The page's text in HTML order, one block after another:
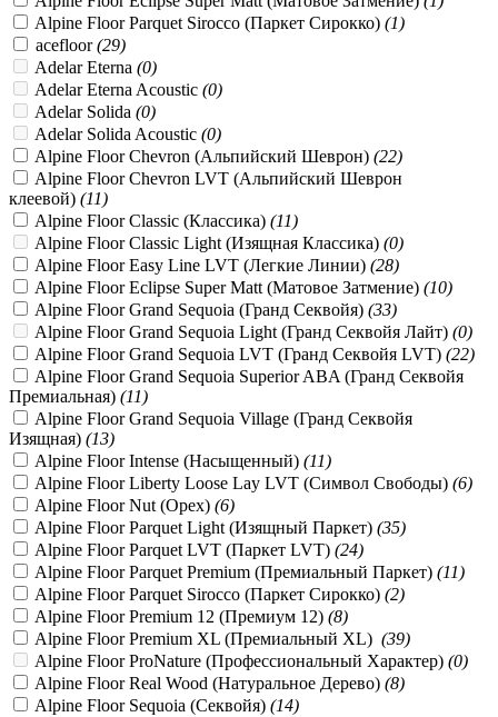
Alpine Floor Parquet Sirocco (Паркет Сирокко) (1)
acefloor(29)
Adelar Eterna (0)
Adelar Eterna Acoustic (0)
Adelar Solida (0)
Adelar Solida Acoustic (0)
Alpine Floor Chevron (Альпийский Шеврон) (22)
Alpine Floor Chevron LVT (Альпийский Шеврон
клеевой) (11)
Alpine Floor Classic (Классика) (11)
Alpine Floor Classic Light (Изящная Классика) (0)
Alpine Floor Easy Line LVT (Легкие Линии) (28)
Alpine Floor Eclipse Super Matt (Матовое Затмение) (10)
Alpine Floor Grand Sequoia (Гранд Секвойя) (33)
Alpine Floor Grand Sequoia Light (Гранд Секвойя Лайт) (0)
Alpine Floor Grand Sequoia LVT (Гранд Секвойя LVT) (22)
Alpine Floor Grand Sequoia Superior ABA (Гранд Секвойя
Премиальная) (11)
Alpine Floor Grand Sequoia Village (Гранд Секвойя
Изящная) (13)
Alpine Floor Intense (Насыщенный) (11)
Alpine Floor Liberty Loose Lay LVT (Символ Свободы) (6)
Alpine Floor Nut (Орех) (6)
Alpine Floor Parquet Light (Изящный Паркет) (35)
Alpine Floor Parquet LVT (Паркет LVT) (24)
Alpine Floor Parquet Premium (Премиальный Паркет) (11)
Alpine Floor Parquet Sirocco (Паркет Сирокко) (2)
Alpine Floor Premium 12 (Премиум 12) (8)
Alpine Floor Premium XL (Премиальный XL) (39)
Alpine Floor ProNature (Профессиональный Характер) (0)
Alpine Floor Real Wood (Натуральное Дерево) (8)
Alpine Floor Sequoia (Секвойя) (14)